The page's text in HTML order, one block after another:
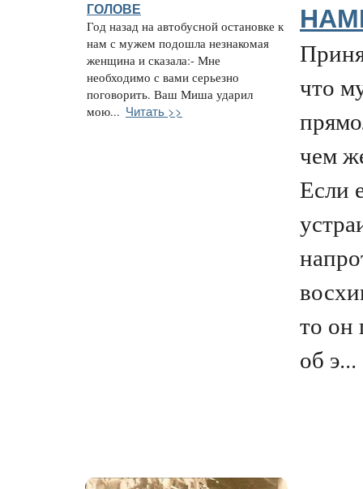
ГОЛОВЕ
Год назад на автобусной остановке к
нам с мужем подошла незнакомая
женщина и сказала:- Мне
необходимо с вами серьезно
поговорить. Ваш Миша ударил
мою... Читать >>
что
чем
Если
то он
об э...